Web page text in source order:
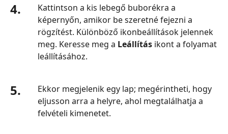
4.
Kattintson a kis lebegő buborékra a
képernyőn, amikor be szeretné fejezni a
rögzítést. Különböző ikonbeállítások jelennek
meg. Keresse meg a Leállítás ikont a folyamat
leállításához.
5.
Ekkor megjelenik egy lap; megérintheti, hogy
eljusson arra a helyre, ahol megtalálhatja a
felvételi kimenetet.